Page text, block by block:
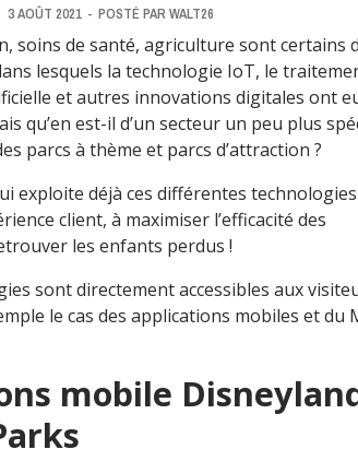
3 AOÛT 2021 - POSTÉ PARWALT26
soins de santé, agriculture sont certains
lesquels la technologie IoT, le
et autres innovations digitales ont
qu’en est-il d’un secteur un peu plus
parcs à thème et parcs d’attraction ?
exploite déjà ces différentes
client, à maximiser l’efficacité des
les enfants perdus !
sont directement accessibles aux
le cas des applications mobiles et du
mobile